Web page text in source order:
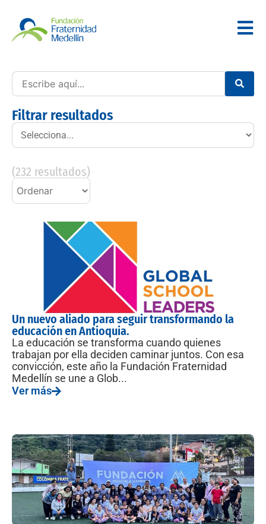
Filtrar resultados
(232 resultados)
Un nuevo aliado para seguir transformando la
educación en Antioquia.
La educación se transforma cuando quienes
trabajan por ella deciden caminar juntos. Con esa
convicción, este año la Fundación Fraternidad
Medellín se une a Glob...
Ver más